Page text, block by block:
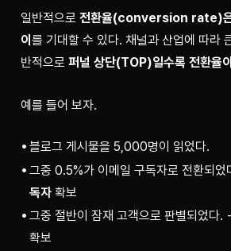
일반적으로 전환율(conversion rate)
이 를 기대할 수 있다. 채널과 산업에 따라
반적으로 퍼널 상단(TOP)일수록 전환율
예를 들어 보자.
블로그 게시물을 5,000명이 읽었다.
그중 0.5%가 이메일 구독자로 전환되
독자 확보
그중 절반이 잠재 고객으로 판별되었다.
확보